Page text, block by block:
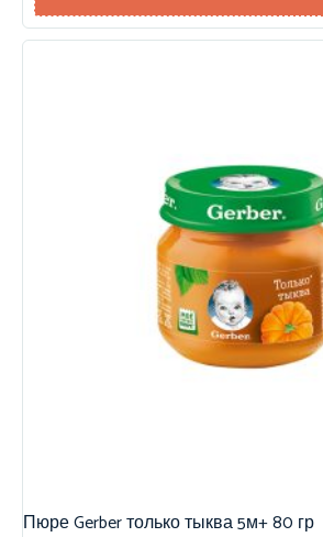
Пюре Gerber только тыква 5м+ 80 гр